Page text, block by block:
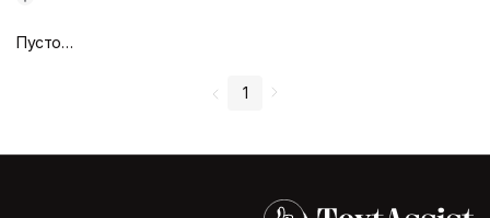
Пустой дизайн-макет
1